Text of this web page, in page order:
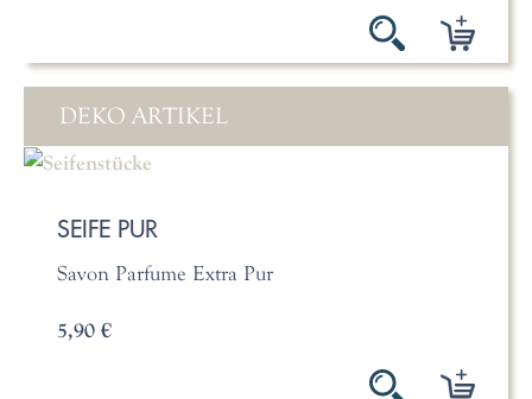
DEKO ARTIKEL
SEIFE PUR
Savon Parfume Extra Pur
5,90 €